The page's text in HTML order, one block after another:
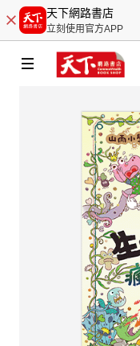
天下網路書店
立刻使用官方APP